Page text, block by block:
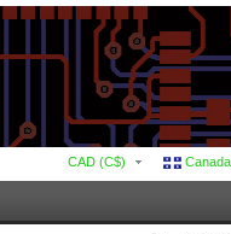
CAD (C$)